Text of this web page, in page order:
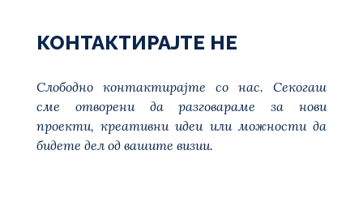
КОНТАКТИРАЈТЕ НЕ
Слободно контактирајте со нас. Секогаш
сме отворени да разговараме за нови
проекти, креативни идеи или можности да
бидете дел од вашите визии.